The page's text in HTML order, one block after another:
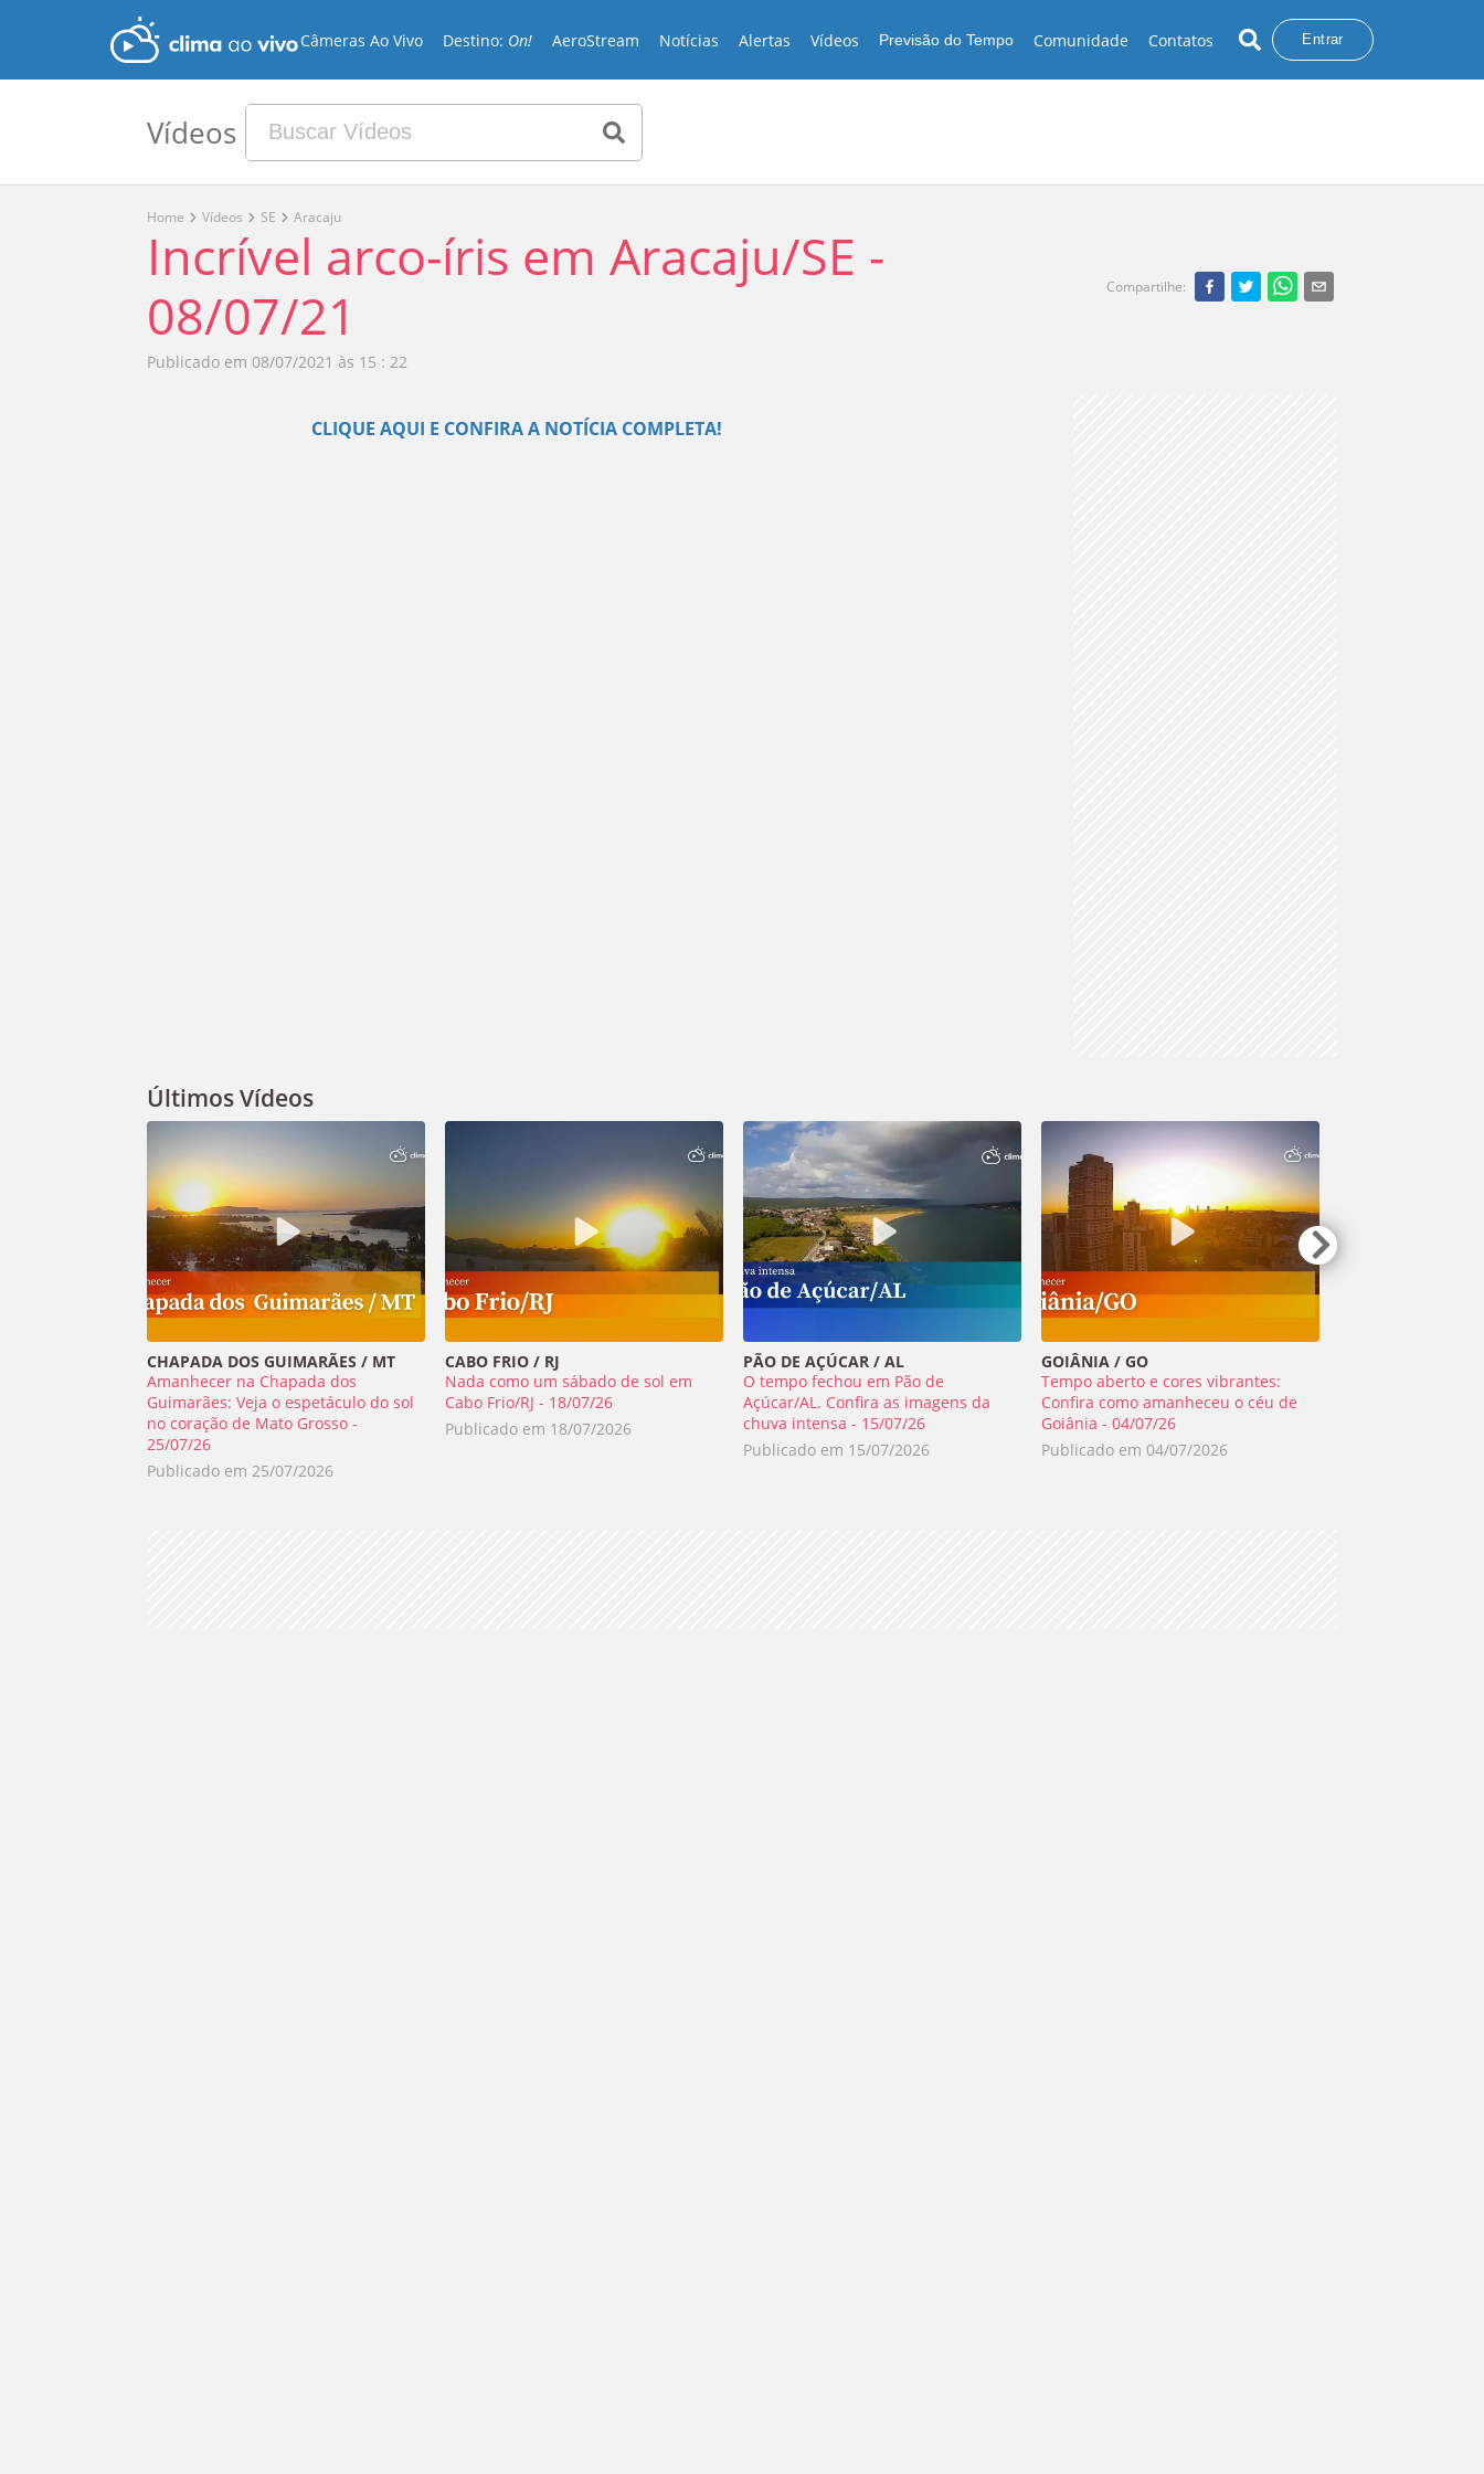
Câmeras Ao Vivo Destino: On! AeroStream Notícias Alertas Vídeos Previsão do Tempo Comunidade Contatos Entrar
Vídeos
Home Vídeos SE Aracaju
Incrível arco-íris em Aracaju/SE -
08/07/21
Compartilhe:
Publicado em 08/07/2021 às 15 : 22
Play
CLIQUE AQUI E CONFIRA A NOTÍCIA COMPLETA!
Últimos Vídeos
CHAPADA DOS GUIMARÃES / MT
Amanhecer na Chapada dos
Guimarães: Veja o espetáculo do sol
no coração de Mato Grosso -
25/07/26
Publicado em 25/07/2026
CABO FRIO / RJ
Nada como um sábado de sol em
Cabo Frio/RJ - 18/07/26
Publicado em 18/07/2026
PÃO DE AÇÚCAR / AL
O tempo fechou em Pão de
Açúcar/AL. Confira as imagens da
chuva intensa - 15/07/26
Publicado em 15/07/2026
GOIÂNIA / GO
Tempo aberto e cores vibrantes:
Confira como amanheceu o céu de
Goiânia - 04/07/26
Publicado em 04/07/2026